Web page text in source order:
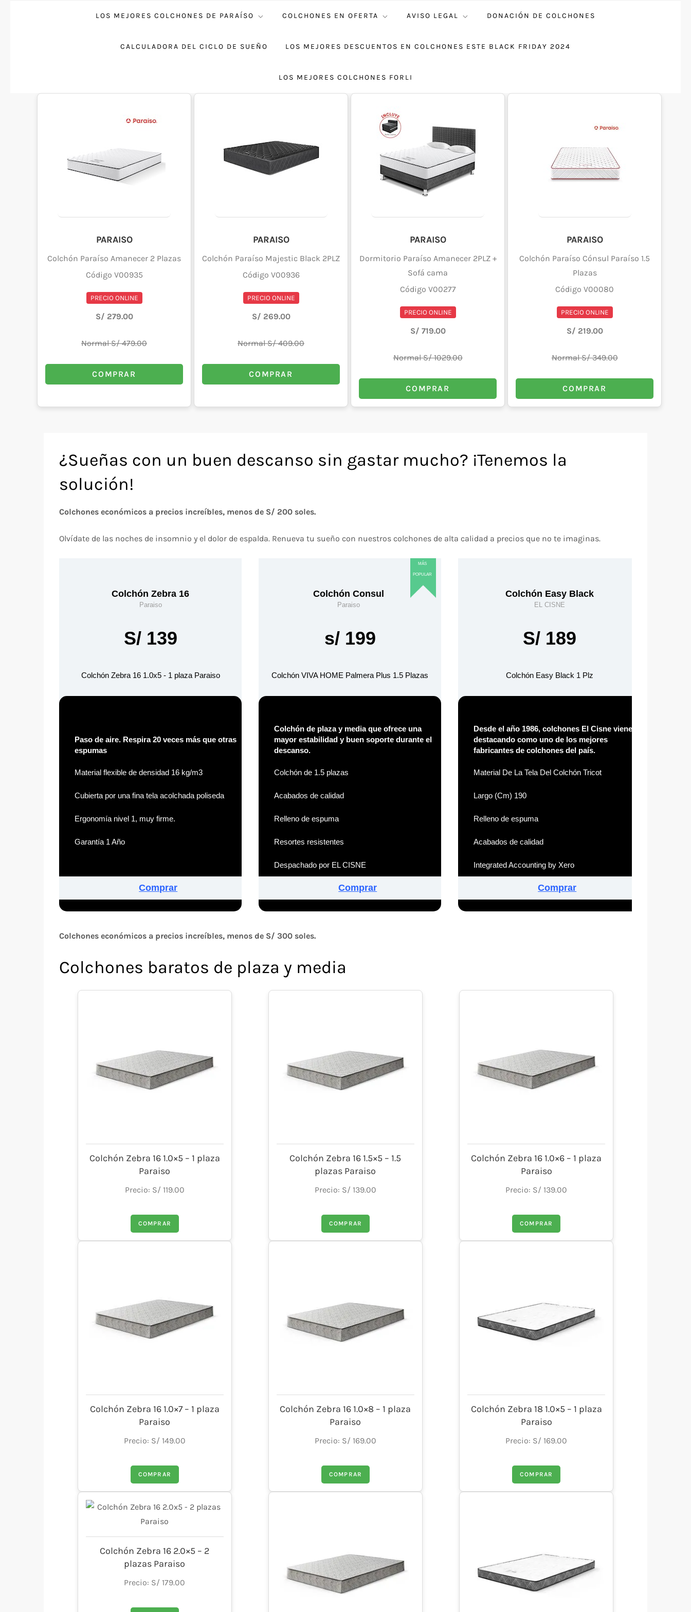
LOS MEJORES COLCHONES DE PARAÍSO COLCHONES EN OFERTA AVISO LEGAL DONACIÓN DE COLCHONES
CALCULADORA DEL CICLO DE SUEÑO LOS MEJORES DESCUENTOS EN COLCHONES ESTE BLACK FRIDAY 2024
LOS MEJORES COLCHONES FORLI
PARAISO
Colchón Paraíso Amanecer 2 Plazas
Código V00935
PRECIO ONLINE
S/ 279.00
Normal S/ 479.00
COMPRAR
PARAISO
Colchón Paraíso Majestic Black 2PLZ
Código V00936
PRECIO ONLINE
S/ 269.00
Normal S/ 409.00
COMPRAR
PARAISO
Dormitorio Paraíso Amanecer 2PLZ +
Sofá cama
Código V00277
PRECIO ONLINE
S/ 719.00
Normal S/ 1029.00
COMPRAR
PARAISO
Colchón Paraíso Cónsul Paraíso 1.5
Plazas
Código V00080
PRECIO ONLINE
S/ 219.00
Normal S/ 349.00
COMPRAR
¿Sueñas con un buen descanso sin gastar mucho? ¡Tenemos la
solución!
Colchones económicos a precios increíbles, menos de S/ 200 soles.
Olvídate de las noches de insomnio y el dolor de espalda. Renueva tu sueño con nuestros colchones de alta calidad a precios que no te imaginas.
Colchón Zebra 16 Colchón Consul
MÁS
POPULAR
Colchón Easy Black
Paraiso Paraiso EL CISNE
S/ 139 s/ 199 S/ 189
Colchón Zebra 16 1.0x5 - 1 plaza Paraiso Colchón VIVA HOME Palmera Plus 1.5 Plazas Colchón Easy Black 1 Plz
Paso de aire. Respira 20 veces más que otras
espumas
Colchón de plaza y media que ofrece una
mayor estabilidad y buen soporte durante el
descanso.
Desde el año 1986, colchones El Cisne viene
destacando como uno de los mejores
fabricantes de colchones del país.
Material flexible de densidad 16 kg/m3 Colchón de 1.5 plazas Material De La Tela Del Colchón Tricot
Cubierta por una fina tela acolchada poliseda Acabados de calidad Largo (Cm) 190
Ergonomía nivel 1, muy firme. Relleno de espuma Relleno de espuma
Garantía 1 Año Resortes resistentes Acabados de calidad
Despachado por EL CISNE Integrated Accounting by Xero
Comprar Comprar Comprar
Colchones económicos a precios increíbles, menos de S/ 300 soles.
Colchones baratos de plaza y media
Colchón Zebra 16 1.0×5 – 1 plaza
Paraiso
Precio: S/ 119.00
COMPRAR
Colchón Zebra 16 1.5×5 – 1.5
plazas Paraiso
Precio: S/ 139.00
COMPRAR
Colchón Zebra 16 1.0×6 – 1 plaza
Paraiso
Precio: S/ 139.00
COMPRAR
Colchón Zebra 16 1.0×7 – 1 plaza
Paraiso
Precio: S/ 149.00
COMPRAR
Colchón Zebra 16 1.0×8 – 1 plaza
Paraiso
Precio: S/ 169.00
COMPRAR
Colchón Zebra 18 1.0×5 – 1 plaza
Paraiso
Precio: S/ 169.00
COMPRAR
Colchón Zebra 16 2.0×5 – 2
plazas Paraiso
Precio: S/ 179.00